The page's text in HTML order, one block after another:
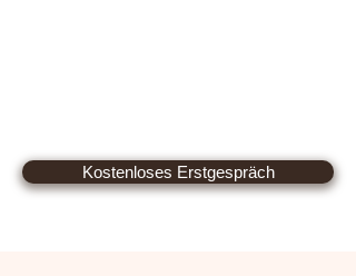
Kostenloses Erstgespräch